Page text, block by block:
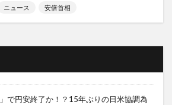
ニュース 安倍首相
で円安終了か！？15年ぶりの日米協調為